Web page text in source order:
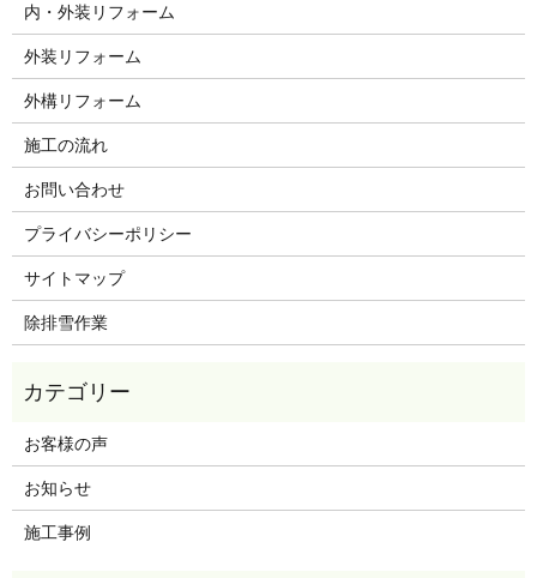
内・外装リフォーム
外装リフォーム
外構リフォーム
施工の流れ
お問い合わせ
プライバシーポリシー
サイトマップ
除排雪作業
お客様の声
お知らせ
施工事例